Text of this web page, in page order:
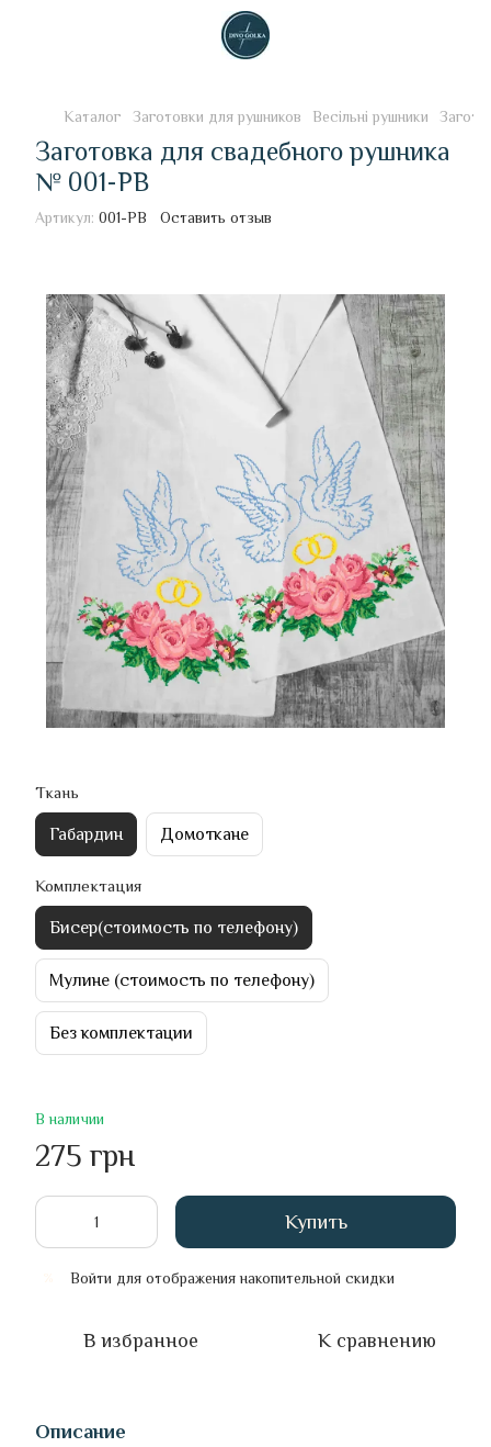
Каталог Заготовки для рушников Весільні рушники
Заготовка для свадебного рушника
№ 001-РВ
Артикул: 001-РВ Оставить отзыв
Ткань
Габардин Домоткане
Комплектация
Бисер(стоимость по телефону)
Мулине (стоимость по телефону)
Без комплектации
В наличии
275 грн
Купить
Войти для отображения накопительной скидки
В избранное К сравнению
Описание